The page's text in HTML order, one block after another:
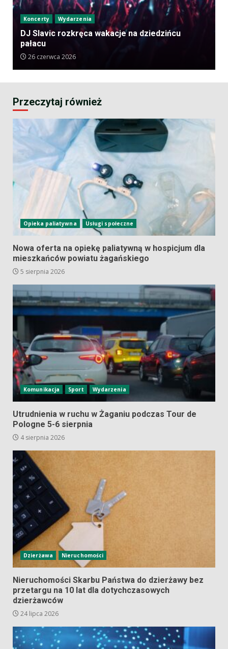
Koncerty Wydarzenia
DJ Slavic rozkręca wakacje na dziedzińcu
pałacu
26 czerwca 2026
Przeczytaj również
Opieka paliatywna Usługi społeczne
Nowa oferta na opiekę paliatywną w hospicjum dla
mieszkańców powiatu żagańskiego
5 sierpnia 2026
Komunikacja Sport Wydarzenia
Utrudnienia w ruchu w Żaganiu podczas Tour de
Pologne 5-6 sierpnia
4 sierpnia 2026
Dzierżawa Nieruchomości
Nieruchomości Skarbu Państwa do dzierżawy bez
przetargu na 10 lat dla dotychczasowych
dzierżawców
24 lipca 2026